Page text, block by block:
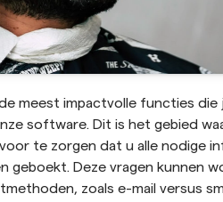
meest impactvolle functies die
software. Dit is het gebied
te zorgen dat u alle nodige
geboekt. Deze vragen kunnen
zoals e-mail versus